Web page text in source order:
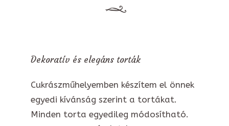
Dekoratív és elegáns torták
Cukrászműhelyemben készítem el önnek
egyedi kívánság szerint a tortákat.
Minden torta egyedileg módosítható.